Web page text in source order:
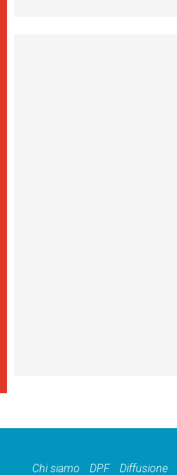
Chi siamo DPF Diffusione